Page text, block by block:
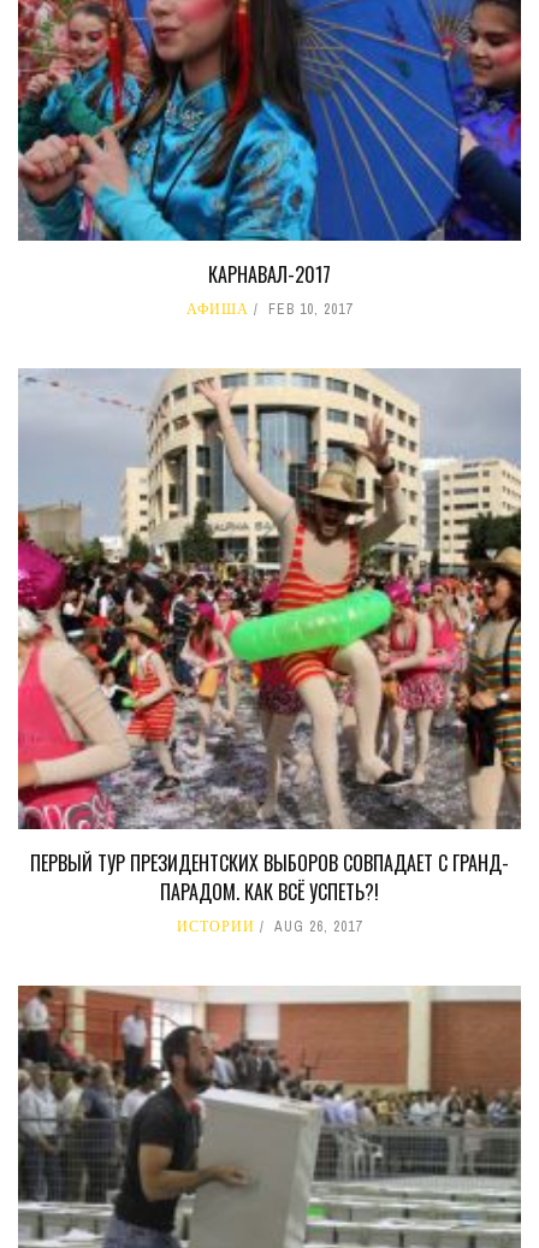
КАРНАВАЛ-2017
АФИША FEB 10, 2017
ПЕРВЫЙ ТУР ПРЕЗИДЕНТСКИХ ВЫБОРОВ СОВПАДАЕТ С ГРАНД-
ПАРАДОМ. КАК ВСЁ УСПЕТЬ?!
ИСТОРИИ AUG 26, 2017